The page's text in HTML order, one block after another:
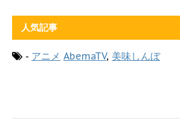
人気記事
- アニメ AbemaTV, 美味しんぼ